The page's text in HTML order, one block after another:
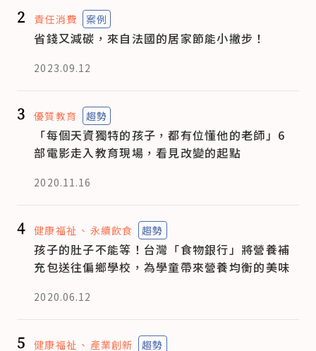
2 責任消費 案例
省錢又減碳，來自法國的居家節能小撇步！
2023.09.12
3 優質教育 趨勢
「每個天資獨特的孩子，都有位懂他的老師」6
部電影走入教育現場，看見改變的起點
2020.11.16
4 健康福祉 永續飲食 趨勢
孩子的肚子不能等！台灣「食物銀行」將營養補
充包送往偏鄉學校，為學童帶來營養均衡的美味
2020.06.12
5 健康福祉 產業創新 趨勢